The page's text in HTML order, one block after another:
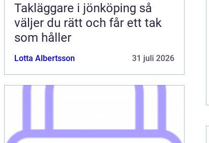
Takläggare i jönköping så
väljer du rätt och får ett tak
som håller
Lotta Albertsson 31 juli 2026